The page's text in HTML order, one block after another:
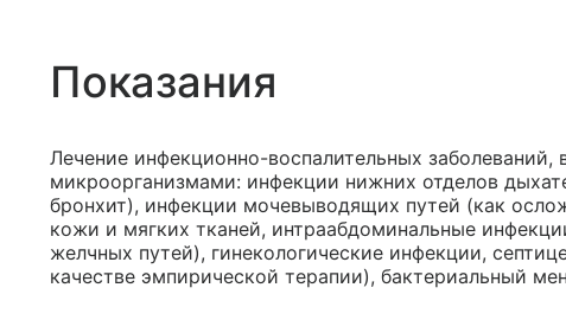
Показания
Лечение инфекционно-воспалительных
микроорганизмами: инфекции нижних отделов
бронхит), инфекции мочевыводящих путей (как
кожи и мягких тканей, интраабдоминальные
желчных путей), гинекологические инфекции,
качестве эмпирической терапии), бактериальный